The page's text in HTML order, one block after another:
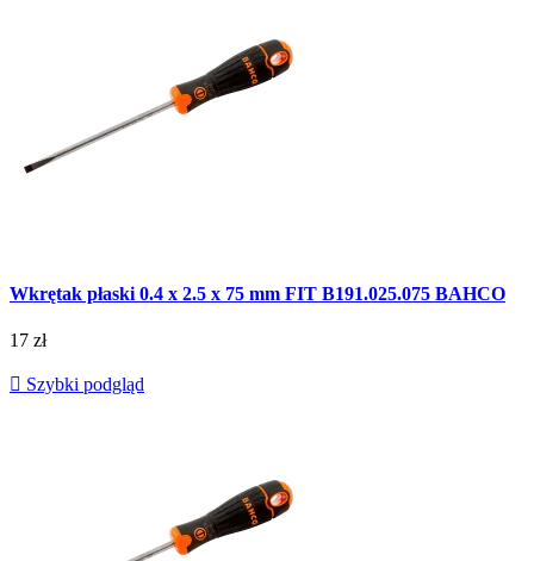
Wkrętak płaski 0.4 x 2.5 x 75 mm FIT B191.025.075 BAHCO
17 zł
 Szybki podgląd